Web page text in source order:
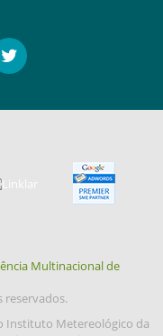
Multinacional de
reservados.
Instituto Metereológico da